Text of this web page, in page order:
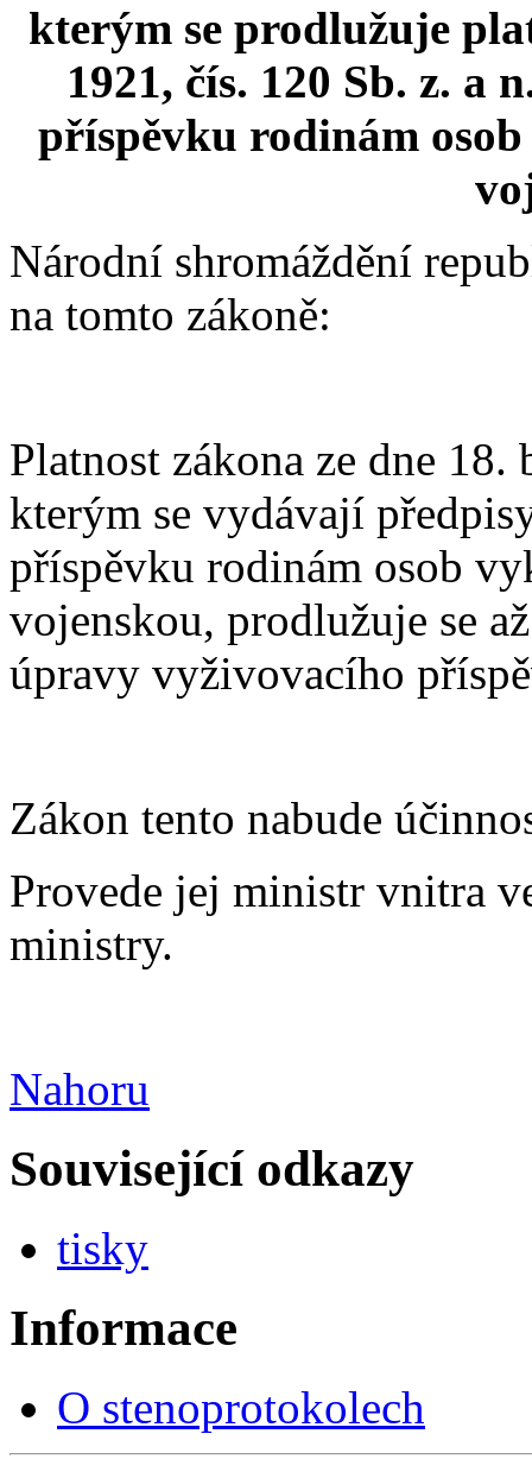
kterým se prodlužuje
1921, čís. 120 Sb. z. a
příspěvku rodinám
Národní shromáždění
na tomto zákoně:
Platnost zákona ze dne 18.
kterým se vydávají
příspěvku rodinám osob
vojenskou, prodlužuje se
úpravy vyživovacího
Zákon tento nabude
Provede jej ministr vnitra
ministry.
Nahoru
Související odkazy
tisky
Informace
O stenoprotokolech